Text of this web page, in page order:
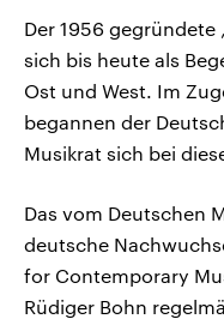
Der 1956 gegründete
sich bis heute als
Ost und West. Im
begannen der
Musikrat sich bei
Das vom Deutschen
deutsche
for Contemporary
Rüdiger Bohn